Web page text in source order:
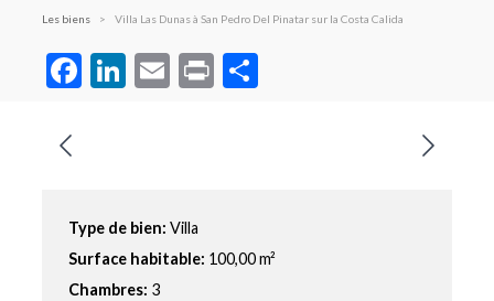
Les biens Villa Las Dunas à San Pedro Del Pinatar sur la Costa Calida
Facebook
LinkedIn
Email
Print
Type de bien: Villa
Surface habitable: 100,00 m²
Chambres: 3